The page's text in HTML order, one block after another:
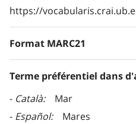
https://
Format MARC21
Terme préférentiel dans
Català
Mar
Español
Mares